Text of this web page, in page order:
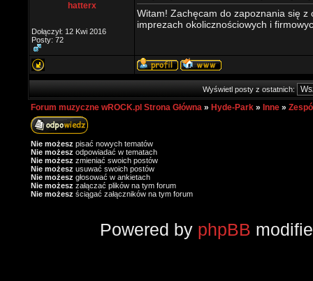
hatterx
Dołączył: 12 Kwi 2016
Posty: 72
Witam! Zachęcam do zapoznania się z
imprezach okolicznościowych i
Wyświetl posty z ostatnich:
Forum muzyczne wROCK.pl Strona Główna » Hyde-Park » Inne »
Nie możesz pisać nowych tematów
Nie możesz odpowiadać w tematach
Nie możesz zmieniać swoich postów
Nie możesz usuwać swoich postów
Nie możesz głosować w ankietach
Nie możesz załączać plików na tym forum
Nie możesz ściągać załączników na tym forum
Powered by phpBB